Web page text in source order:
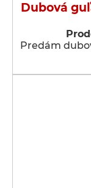
Dubová
Predám